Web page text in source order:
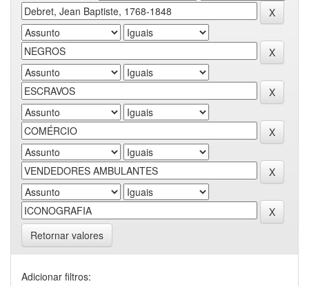
Retornar valores
Adicionar filtros: